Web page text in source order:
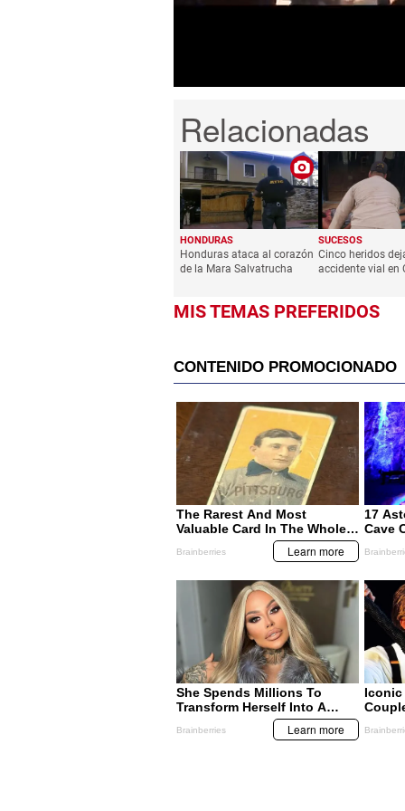
Volume
HONDURAS
Honduras ataca al corazón
de la Mara Salvatrucha
SUCESOS
Cinco heridos
accidente vial en
MIS TEMAS PREFERIDOS